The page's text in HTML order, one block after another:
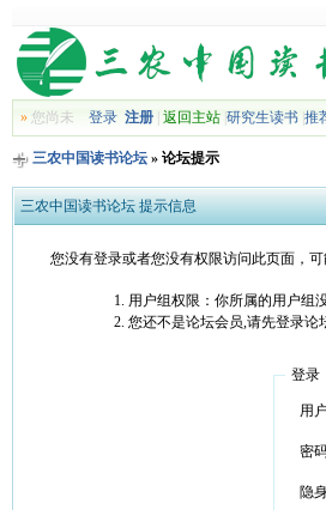
»您尚未 登录 注册| 返回主站| 研究生读书| 推
三农中国读书论坛» 论坛提示
三农中国读书论坛 提示信息
您没有登录或者您没有权限访问此页面，
用户组权限：你所属的用户组
您还不是论坛会员,请先登录论
登录
用
密
隐